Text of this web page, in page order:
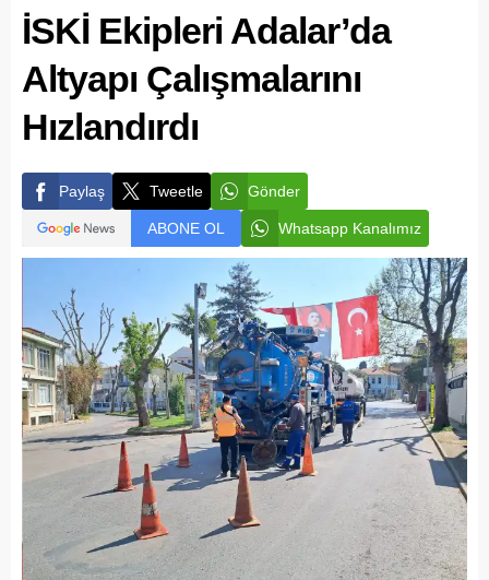
İSKİ Ekipleri Adalar’da
Altyapı Çalışmalarını
Hızlandırdı
Paylaş Tweetle Gönder
ABONE OL Whatsapp Kanalımız